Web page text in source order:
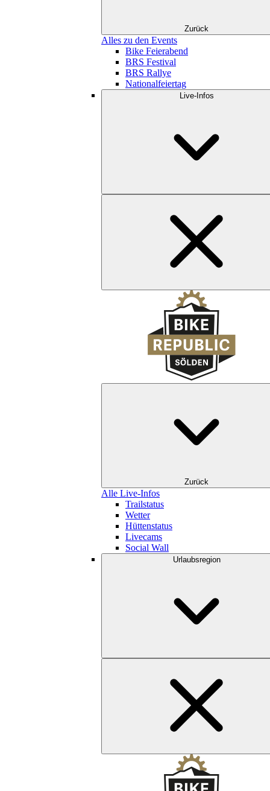
Zurück
Alles zu den Events
Bike Feierabend
BRS Festival
BRS Rallye
Nationalfeiertag
Live-Infos
Zurück
Alle Live-Infos
Trailstatus
Wetter
Hüttenstatus
Livecams
Social Wall
Urlaubsregion